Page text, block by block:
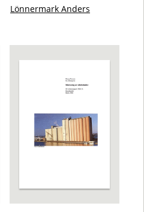
Lönnermark Anders